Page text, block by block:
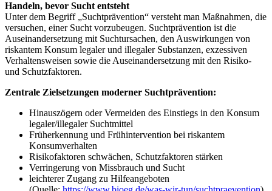
Handeln, bevor Sucht entsteht
Unter dem Begriff „Suchtprävention“ versteht man Maßnahmen, die
versuchen, einer Sucht vorzubeugen. Suchtprävention ist die
Auseinandersetzung mit Suchtursachen, den Auswirkungen von
riskantem Konsum legaler und illegaler Substanzen, exzessiven
Verhaltensweisen sowie die Auseinandersetzung mit den Risiko-
und Schutzfaktoren.
Zentrale Zielsetzungen moderner Suchtprävention:
Hinauszögern oder Vermeiden des Einstiegs in den Konsum
legaler/illegaler Suchtmittel
Früherkennung und Frühintervention bei riskantem
Konsumverhalten
Risikofaktoren schwächen, Schutzfaktoren stärken
Verringerung von Missbrauch und Sucht
leichterer Zugang zu Hilfeangeboten